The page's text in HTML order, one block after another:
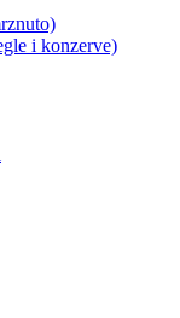
i konzerve)